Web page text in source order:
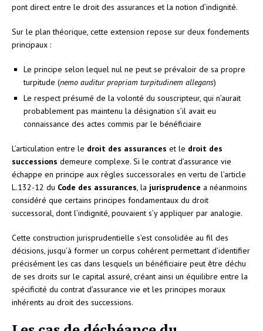
pont direct entre le droit des assurances et la notion d’indignité.
Sur le plan théorique, cette extension repose sur deux fondements
principaux :
Le principe selon lequel nul ne peut se prévaloir de sa propre
turpitude (nemo auditur propriam turpitudinem allegans)
Le respect présumé de la volonté du souscripteur, qui n’aurait
probablement pas maintenu la désignation s’il avait eu
connaissance des actes commis par le bénéficiaire
L’articulation entre le droit des assurances et le droit des
successions demeure complexe. Si le contrat d’assurance vie
échappe en principe aux règles successorales en vertu de l’article
L.132-12 du Code des assurances, la jurisprudence a néanmoins
considéré que certains principes fondamentaux du droit
successoral, dont l’indignité, pouvaient s’y appliquer par analogie.
Cette construction jurisprudentielle s’est consolidée au fil des
décisions, jusqu’à former un corpus cohérent permettant d’identifier
précisément les cas dans lesquels un bénéficiaire peut être déchu
de ses droits sur le capital assuré, créant ainsi un équilibre entre la
spécificité du contrat d’assurance vie et les principes moraux
inhérents au droit des successions.